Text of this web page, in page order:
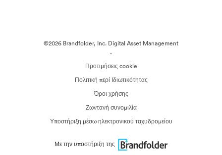
©2026 Brandfolder, Inc. Digital Asset Management
·
Προτιμήσεις cookie
Πολιτική περί Ιδιωτικότητας
Όροι χρήσης
Ζωντανή συνομιλία
Υποστήριξη μέσω ηλεκτρονικού ταχυδρομείου
Με την υποστήριξη της